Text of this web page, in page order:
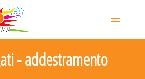
- addestramento